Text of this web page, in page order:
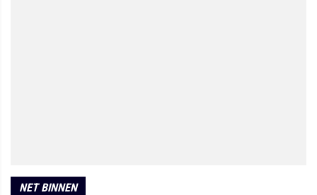
NET BINNEN